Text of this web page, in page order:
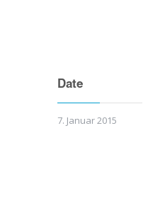
Date
7. Januar 2015